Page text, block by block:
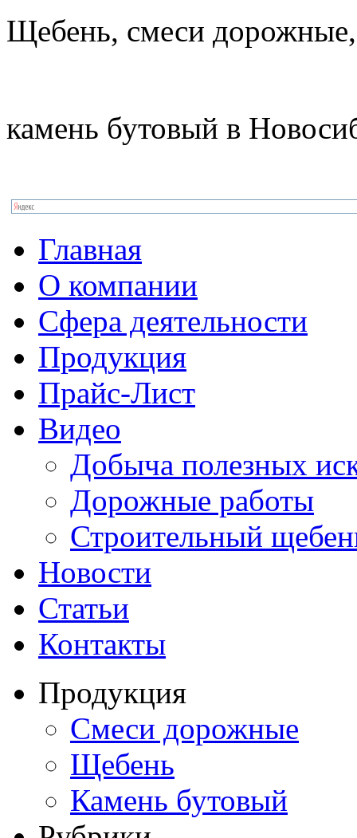
Щебень, смеси дорожные,
камень бутовый в
Главная
О компании
Сфера деятельности
Продукция
Прайс-Лист
Видео
Добыча полезных
Дорожные работы
Строительный
Новости
Статьи
Контакты
Продукция
Смеси дорожные
Щебень
Камень бутовый